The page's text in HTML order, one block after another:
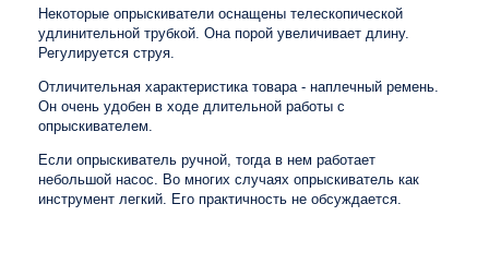
Некоторые опрыскиватели оснащены телескопической
удлинительной трубкой. Она порой увеличивает длину.
Регулируется струя.
Отличительная характеристика товара - наплечный ремень.
Он очень удобен в ходе длительной работы с
опрыскивателем.
Если опрыскиватель ручной, тогда в нем работает
небольшой насос. Во многих случаях опрыскиватель как
инструмент легкий. Его практичность не обсуждается.